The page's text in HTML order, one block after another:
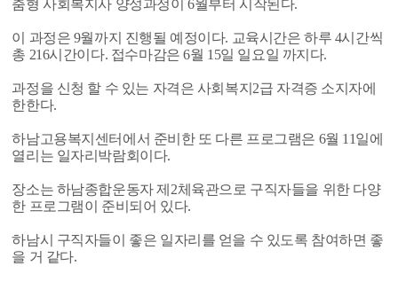
춤형 사회복지사 양성과정이 6월부터 시작된다.
이 과정은 9월까지 진행될 예정이다. 교육시간은 하루 4시간씩
총 216시간이다. 접수마감은 6월 15일 일요일 까지다.
과정을 신청 할 수 있는 자격은 사회복지2급 자격증 소지자에
한한다.
하남고용복지센터에서 준비한 또 다른 프로그램은 6월 11일에
열리는 일자리박람회이다.
장소는 하남종합운동자 제2체육관으로 구직자들을 위한 다양
한 프로그램이 준비되어 있다.
하남시 구직자들이 좋은 일자리를 얻을 수 있도록 참여하면 좋
을 거 같다.